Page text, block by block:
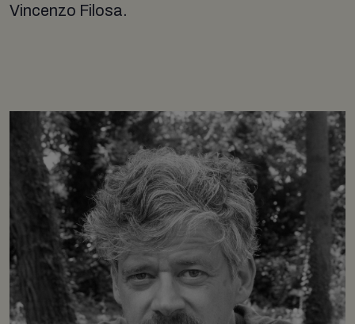
Vincenzo Filosa.